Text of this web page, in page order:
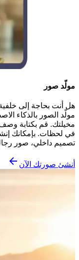
مولّد صور
هل أنت بحاجة إلى
مولّد الصور بالذكاء
مخيلتك. قم بكتابة وصف
في لحظات. بإمكانك
تصميم داخلي، صور
أنشئ صورتك الآن